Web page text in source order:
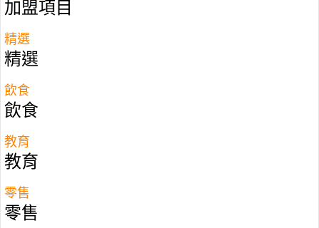
加盟項目
精選
精選
飲食
飲食
教育
教育
零售
零售